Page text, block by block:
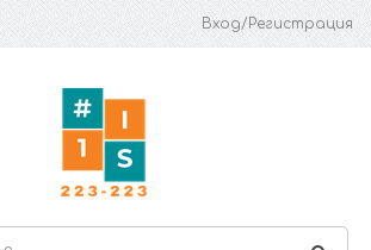
Вход/Регистрация